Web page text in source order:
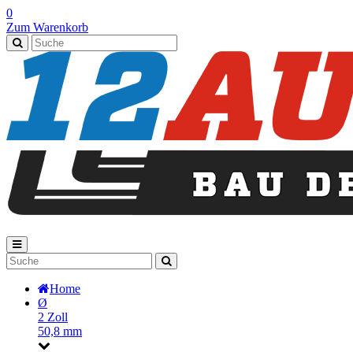
0
Zum Warenkorb
Home
Ø
2 Zoll
50,8 mm